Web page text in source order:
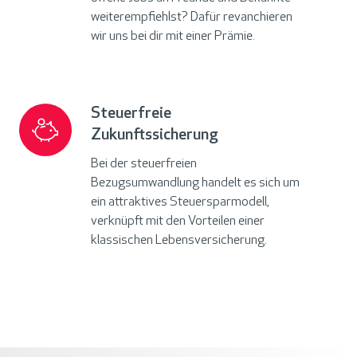
weiterempfiehlst? Dafür revanchieren
wir uns bei dir mit einer Prämie.
Steuerfreie
Zukunftssicherung
Bei der steuerfreien
Bezugsumwandlung handelt es sich um
ein attraktives Steuersparmodell,
verknüpft mit den Vorteilen einer
klassischen Lebensversicherung.
Steuerfreie
Zukunftssicherung